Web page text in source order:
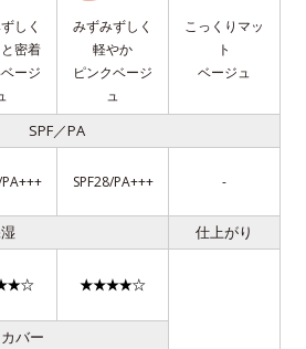
しく
密着
ージ
みずみずしく
軽やか
ピンクベージ
ュ
こっくりマッ
ト
ベージュ
SPF／PA
SPF28/PA+++ -
仕上がり
バー